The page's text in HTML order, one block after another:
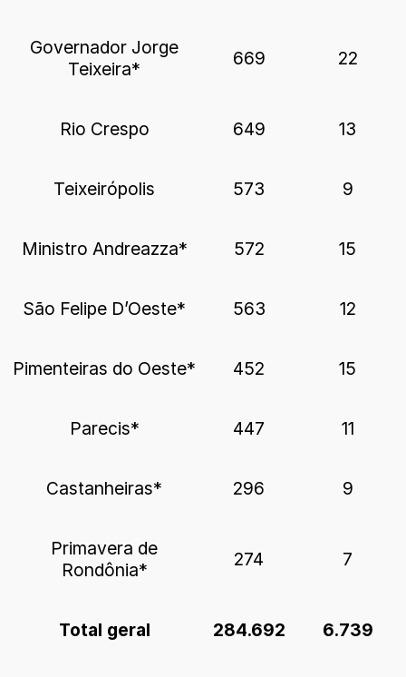
Governador Jorge
Teixeira*
669 22
Rio Crespo 649 13
Teixeirópolis 573 9
Ministro Andreazza* 572 15
São Felipe D’Oeste* 563 12
Pimenteiras do Oeste* 452 15
Parecis* 447 11
Castanheiras* 296 9
Primavera de
Rondônia*
274 7
Total geral 284.692 6.739